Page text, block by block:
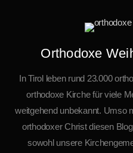
Orthodoxe
In Tirol leben rund 23.000
orthodoxe Kirche für viele
weitgehend unbekannt. Umso
orthodoxer Christ diesen
sowohl unsere